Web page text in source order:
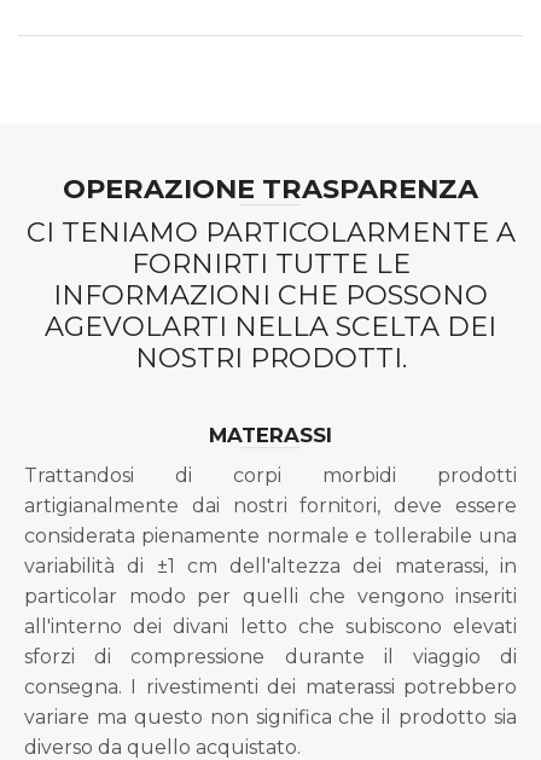
OPERAZIONE TRASPARENZA
CI TENIAMO PARTICOLARMENTE A
FORNIRTI TUTTE LE
INFORMAZIONI CHE POSSONO
AGEVOLARTI NELLA SCELTA DEI
NOSTRI PRODOTTI.
MATERASSI
Trattandosi di corpi morbidi prodotti
artigianalmente dai nostri fornitori, deve essere
considerata pienamente normale e tollerabile una
variabilità di ±1 cm dell'altezza dei materassi, in
particolar modo per quelli che vengono inseriti
all'interno dei divani letto che subiscono elevati
sforzi di compressione durante il viaggio di
consegna. I rivestimenti dei materassi potrebbero
variare ma questo non significa che il prodotto sia
diverso da quello acquistato.